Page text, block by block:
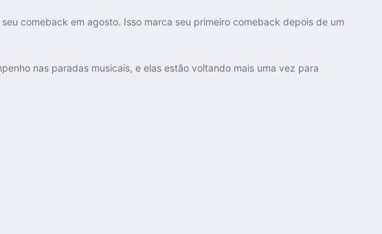
comeback em agosto. Isso marca seu primeiro comeback depois de um
nas paradas musicais, e elas estão voltando mais uma vez para